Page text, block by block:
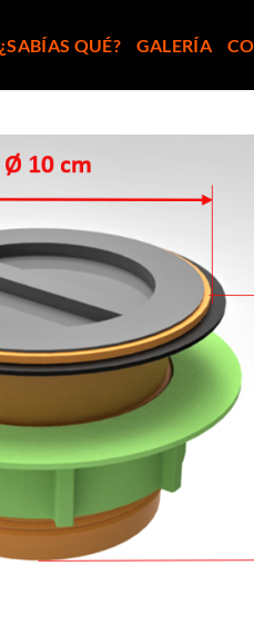
¿SABÍAS QUÉ? GALERÍA